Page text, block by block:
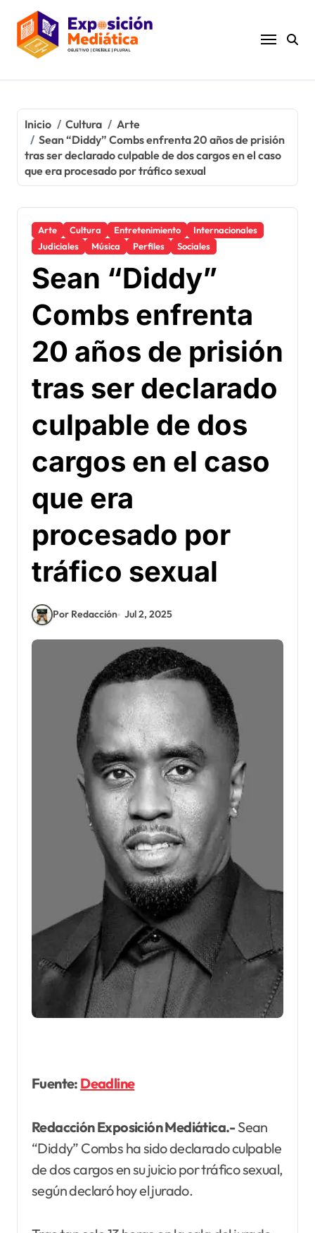
contenido
Inicio Cultura
Arte
Sean “Diddy” Combs enfrenta 20 años de prisión
tras ser declarado culpable de dos cargos en el caso
que era procesado por tráfico sexual
Arte Cultura Entretenimiento
Internacionales
Judiciales
Música Perfiles Sociales
Sean “Diddy”
Combs enfrenta
20 años de prisión
tras ser declarado
culpable de dos
cargos en el caso
que era
procesado por
tráfico sexual
Por Redacción Jul 2, 2025
Fuente: Deadline
Redacción Exposición Mediática.-Sean
“Diddy” Combs ha sido declarado culpable
de dos cargos en su juicio por tráfico sexual,
según declaró hoy el jurado.